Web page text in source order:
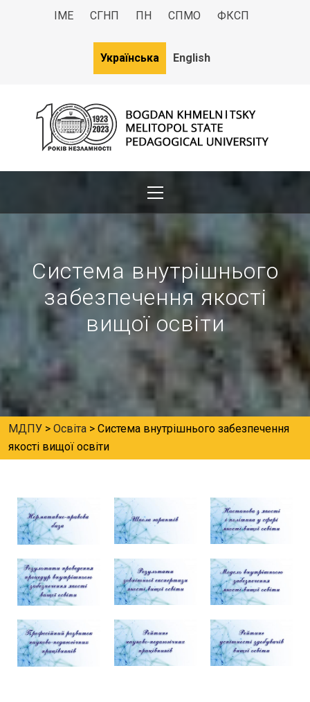
ІМЕ СГНП ПН СПМО ФКСП
Українська English
МДПУ
Система внутрішнього
забезпечення якості
вищої освіти
МДПУ > Освіта > Система внутрішнього забезпечення
якості вищої освіти